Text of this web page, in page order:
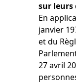
sur leurs
En
janvier
et du
27 avril